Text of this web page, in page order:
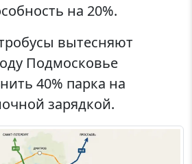
на 20%.
вытесняют
Подмосковье
40% парка на
зарядкой.